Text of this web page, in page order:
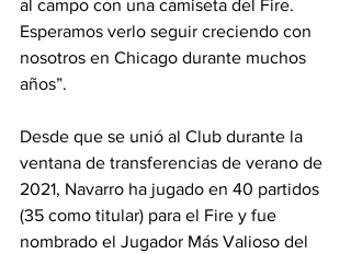
al campo con una camiseta del Fire.
Esperamos verlo seguir creciendo con
nosotros en Chicago durante muchos
años”.
Desde que se unió al Club durante la
ventana de transferencias de verano de
2021, Navarro ha jugado en 40 partidos
(35 como titular) para el Fire y fue
nombrado el Jugador Más Valioso del